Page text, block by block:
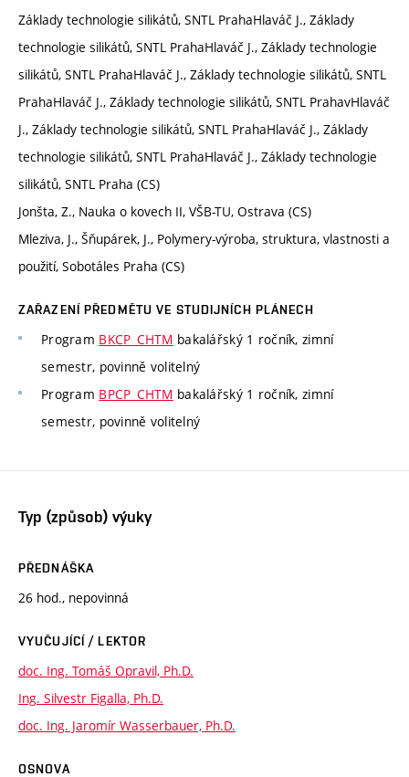
Základy technologie silikátů, SNTL PrahaHlaváč J., Základy
technologie silikátů, SNTL PrahaHlaváč J., Základy technologie
silikátů, SNTL PrahaHlaváč J., Základy technologie silikátů, SNTL
PrahaHlaváč J., Základy technologie silikátů, SNTL PrahavHlaváč
J., Základy technologie silikátů, SNTL PrahaHlaváč J., Základy
technologie silikátů, SNTL PrahaHlaváč J., Základy technologie
silikátů, SNTL Praha (CS)
Jonšta, Z., Nauka o kovech II, VŠB-TU, Ostrava (CS)
Mleziva, J., Šňupárek, J., Polymery-výroba, struktura, vlastnosti a
použití, Sobotáles Praha (CS)
ZAŘAZENÍ PŘEDMĚTU VE STUDIJNÍCH PLÁNECH
Program BKCP_CHTM bakalářský 1 ročník, zimní
semestr, povinně volitelný
Program BPCP_CHTM bakalářský 1 ročník, zimní
semestr, povinně volitelný
Typ (způsob) výuky
PŘEDNÁŠKA
26 hod., nepovinná
VYUČUJÍCÍ / LEKTOR
doc. Ing. Tomáš Opravil, Ph.D.
Ing. Silvestr Figalla, Ph.D.
doc. Ing. Jaromír Wasserbauer, Ph.D.
OSNOVA